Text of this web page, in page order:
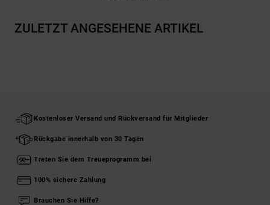
ZULETZT ANGESEHENE ARTIKEL
Kostenloser Versand und Rückversand für Mitglieder
Rückgabe innerhalb von 30 Tagen
Treten Sie dem Treueprogramm bei
100% sichere Zahlung
Brauchen Sie Hilfe?